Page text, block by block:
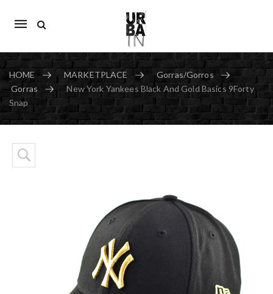
Mobile
HOME MARKETPLACE
Gorras/Gorros
Gorras
New York Yankees Black And Gold Basics 9Forty
Snap
Skip to content